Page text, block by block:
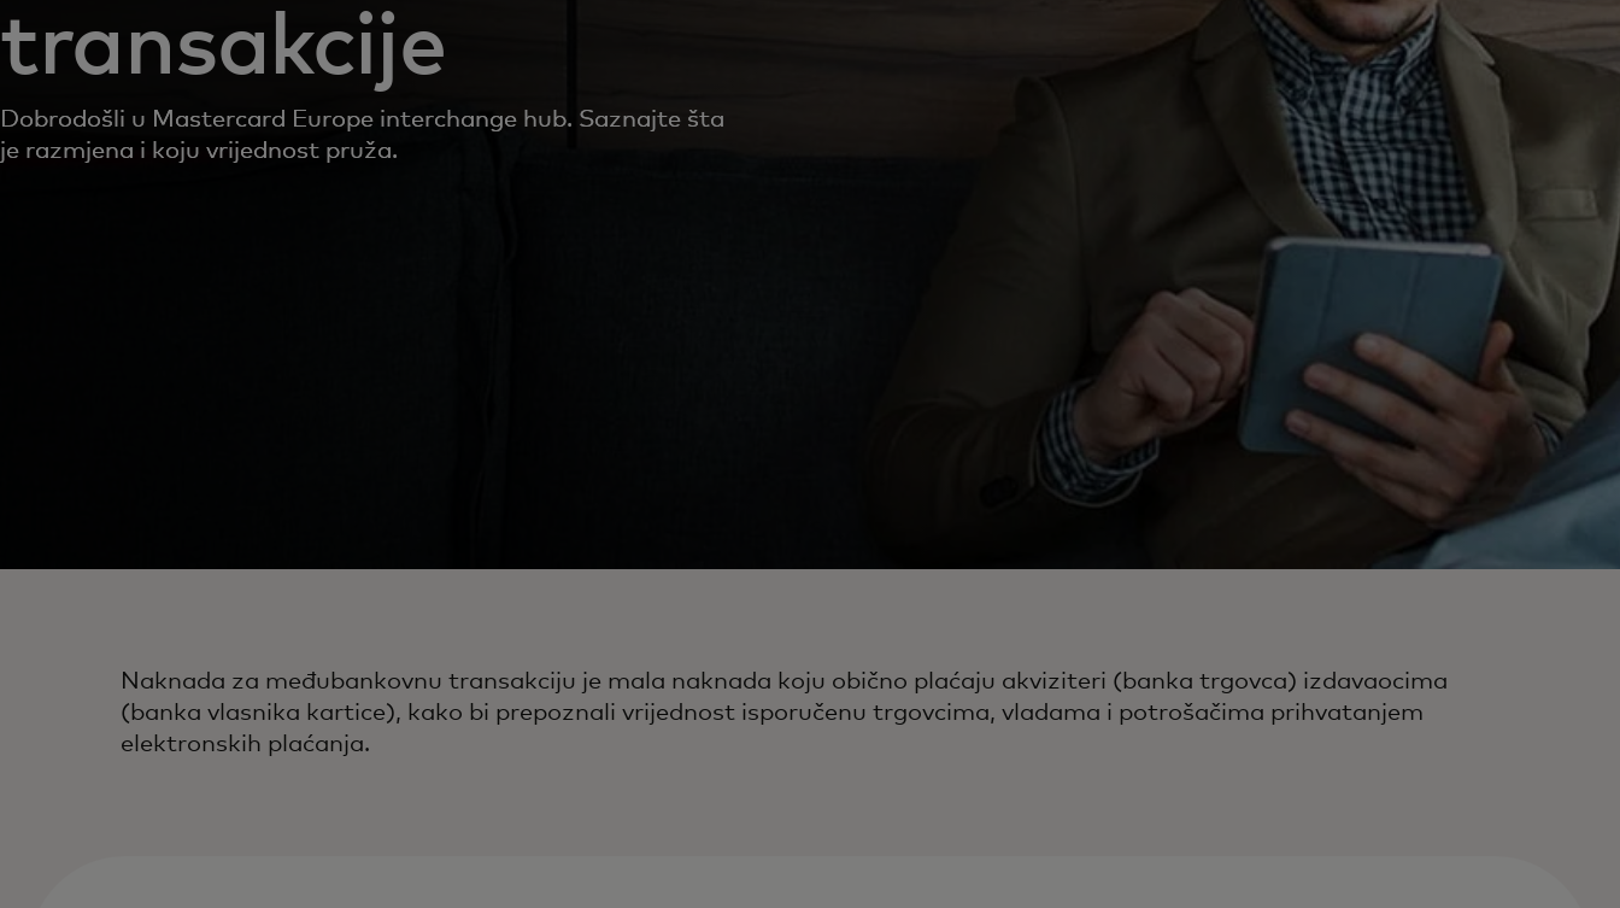
transakcije
Dobrodošli u Mastercard Europe interchange hub. Saznajte šta
je razmjena i koju vrijednost pruža.
Naknada za međubankovnu transakciju je mala naknada koju obično plaćaju akviziteri (banka trgovca) izdavaocima
(banka vlasnika kartice), kako bi prepoznali vrijednost isporučenu trgovcima, vladama i potrošačima prihvatanjem
elektronskih plaćanja.